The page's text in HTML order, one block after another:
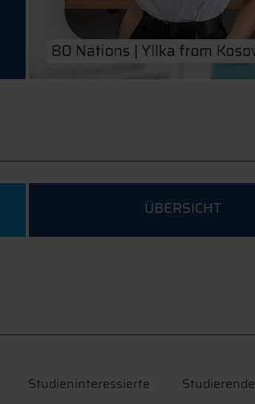
ÜBERSICHT
Studieninteressierte Studierende